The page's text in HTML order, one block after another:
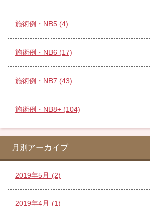
施術例・NB5 (4)
施術例・NB6 (17)
施術例・NB7 (43)
施術例・NB8+ (104)
月別アーカイブ
2019年5月 (2)
2019年4月 (1)